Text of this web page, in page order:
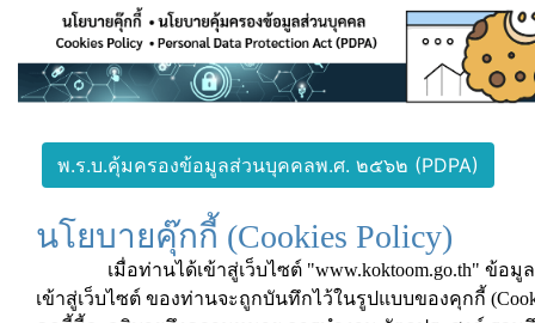
พ.ร.บ.คุ้มครองข้อมูลส่วนบุคคลพ.ศ. ๒๕๖๒ (PDPA)
นโยบายคุ๊กกี้ (Cookies Policy)
เมื่อท่านได้เข้าสู่เว็บไซต์ "www.koktoom.go.th" ข้อมูล
เข้าสู่เว็บไซต์ ของท่านจะถูกบันทึกไว้ในรูปแบบของคุกกี้